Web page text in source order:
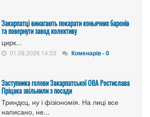
Закарпатці вимагають покарати коньячних баронів
та повернути завод колективу
цирк...
01.08.2026 14:33 Коменарів - 0
Заступника голови Закарпатської ОВА Ростислава
Пріцака звільнили з посади
Триндєц, ну і фізіономія. На лиці все
написано, не...